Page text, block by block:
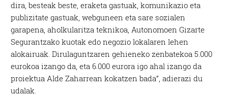
dira, besteak beste, eraketa gastuak, komunikazio eta
publizitate gastuak, webguneen eta sare sozialen
garapena, aholkularitza teknikoa, Autonomoen Gizarte
Segurantzako kuotak edo negozio lokalaren lehen
alokairuak. Dirulaguntzaren gehieneko zenbatekoa 5.000
eurokoa izango da, eta 6.000 eurora igo ahal izango da
proiektua Alde Zaharrean kokatzen bada”, adierazi du
udalak.